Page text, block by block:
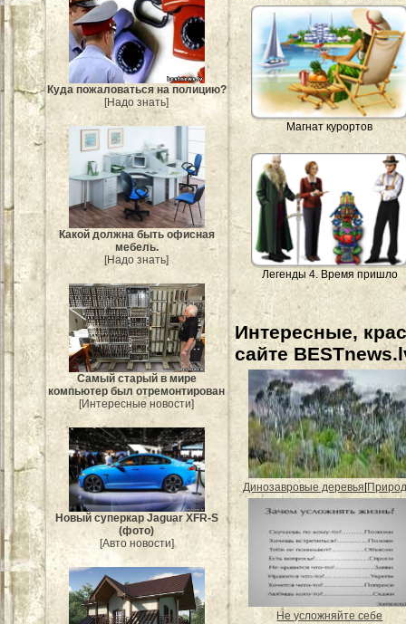
Куда пожаловаться на полицию?
[Надо знать]
Какой должна быть офисная
мебель.
[Надо знать]
Самый старый в мире
компьютер был отремонтирован
[Интересные новости]
Новый суперкар Jaguar XFR-S
(фото)
[Авто новости]
Магнат курортов
Легенды 4. Время пришло
Интересные,
сайте
Динозавровые деревья [
Не усложняйте себе